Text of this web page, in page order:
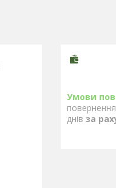
днів за